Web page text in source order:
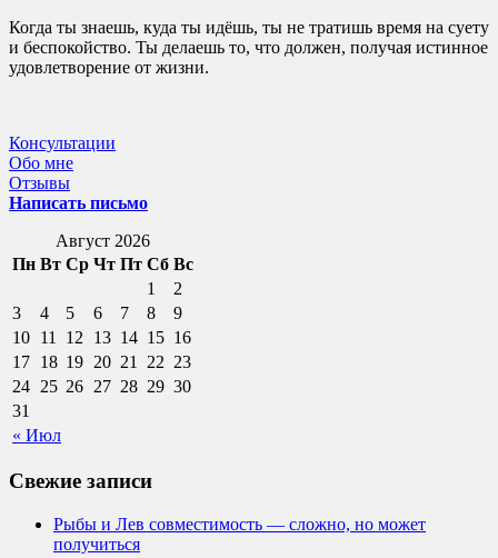
Когда ты знаешь, куда ты идёшь, ты не тратишь время на суету
и беспокойство. Ты делаешь то, что должен, получая истинное
удовлетворение от жизни.
Консультации
Обо мне
Отзывы
Написать письмо
Август 2026
Пн Вт Ср Чт Пт Сб Вс
« Июл
1
2
3
4 5 6 7 8
9
10 11 12 13 14 15 16
17 18 19 20 21 22 23
24 25 26 27 28 29 30
31
Свежие записи
Рыбы и Лев совместимость — сложно, но может
получиться